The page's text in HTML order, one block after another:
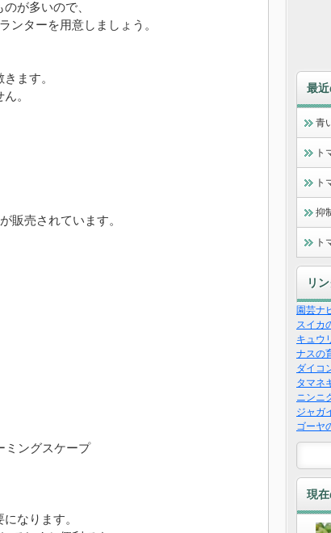
が多いので、
ンターを用意しましょう。
ます。
。
販売されています。
ミングスケープ
なります。
最
青
ト
ト
抑
ト
リ
園芸ナ
スイカ
キュウ
ナスの
ダイコ
タマネ
ニンニ
ジャガ
ゴーヤ
現